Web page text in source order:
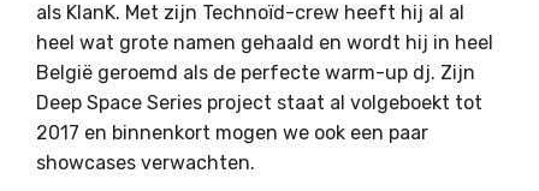
als KlanK. Met zijn Technoïd-crew heeft hij al al
heel wat grote namen gehaald en wordt hij in heel
België geroemd als de perfecte warm-up dj. Zijn
Deep Space Series project staat al volgeboekt tot
2017 en binnenkort mogen we ook een paar
showcases verwachten.